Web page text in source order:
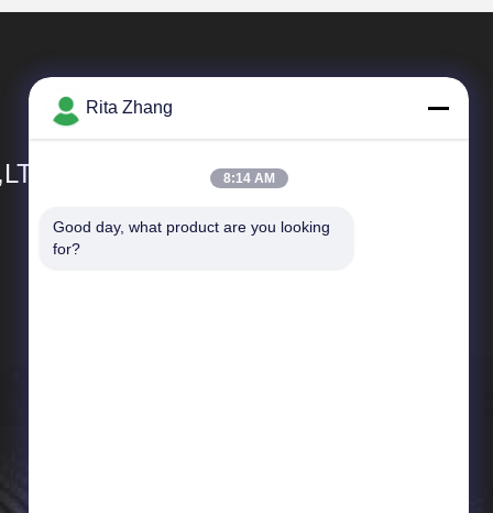
Schnelle Links
Rita Zhang
8:14 AM
Good day, what product are you looking
for?